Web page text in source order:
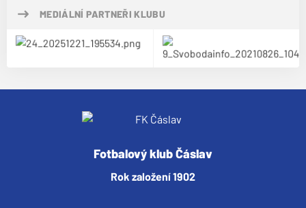
MEDIÁLNÍ PARTNEŘI KLUBU
Fotbalový klub Čáslav
Rok založení 1902